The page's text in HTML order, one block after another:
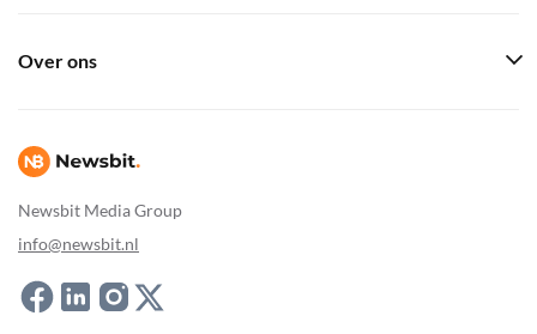
Newsbit Media Group
info@newsbit.nl
Over ons